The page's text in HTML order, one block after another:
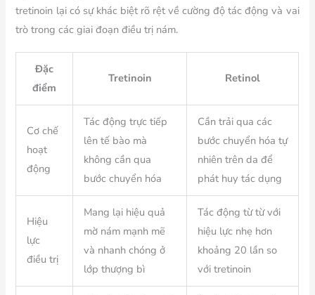
tretinoin lại có sự khác biệt rõ rệt về cường độ tác động và vai
trò trong các giai đoạn điều trị nám.
Đặc
điểm
Tretinoin Retinol
Cơ chế
hoạt
động
Tác động trực tiếp
lên tế bào mà
không cần qua
bước chuyển hóa
Cần trải qua các
bước chuyển hóa tự
nhiên trên da để
phát huy tác dụng
Hiệu
lực
điều trị
Mang lại hiệu quả
mờ nám mạnh mẽ
và nhanh chóng ở
lớp thượng bì
Tác động từ từ với
hiệu lực nhẹ hơn
khoảng 20 lần so
với tretinoin